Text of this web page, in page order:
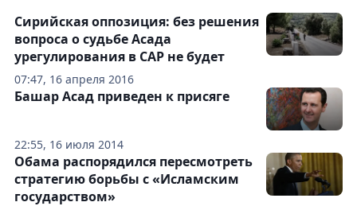
07:47, 16 апреля 2016
Сирийская оппозиция: без решения
вопроса о судьбе Асада
урегулирования в САР не будет
22:55, 16 июля 2014
Башар Асад приведен к присяге
Обама распорядился пересмотреть
стратегию борьбы с «Исламским
государством»